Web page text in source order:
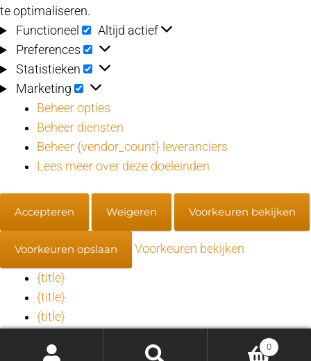
0
te optimaliseren.
Functioneel
Functioneel
Altijd actief
Preferences
Preferences
Statistieken Statistieken
Marketing Marketing
Beheer opties
Beheer diensten
Beheer {vendor_count} leveranciers
Lees meer over deze doeleinden
Accepteren Weigeren Voorkeuren bekijken
Voorkeuren opslaan Voorkeuren bekijken
{title}
{title}
{title}